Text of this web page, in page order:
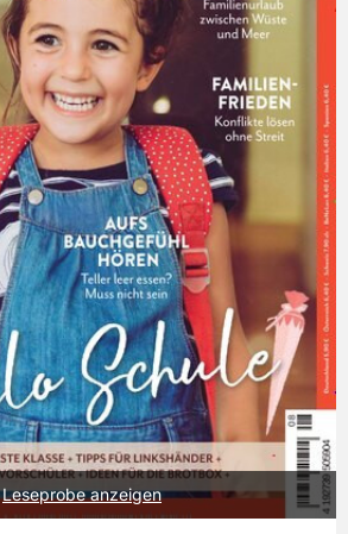
Leseprobe anzeigen